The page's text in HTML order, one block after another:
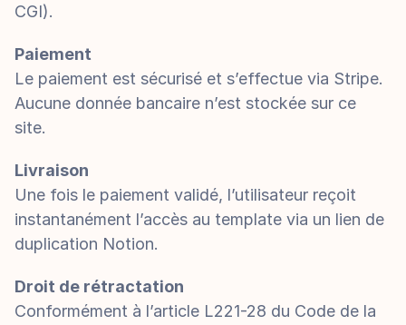
CGI).
Paiement
Le paiement est sécurisé et s’effectue via Stripe.
Aucune donnée bancaire n’est stockée sur ce
site.
Livraison
Une fois le paiement validé, l’utilisateur reçoit
instantanément l’accès au template via un lien de
duplication Notion.
Droit de rétractation
Conformément à l’article L221-28 du Code de la